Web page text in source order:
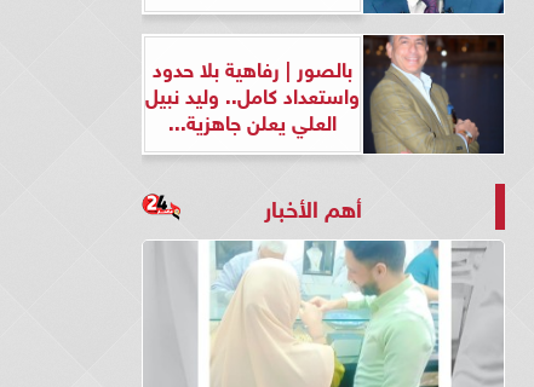
بالصور | رفاهية بلا حدود
واستعداد كامل.. وليد نبيل
العلي يعلن جاهزية...
أهم الأخبار